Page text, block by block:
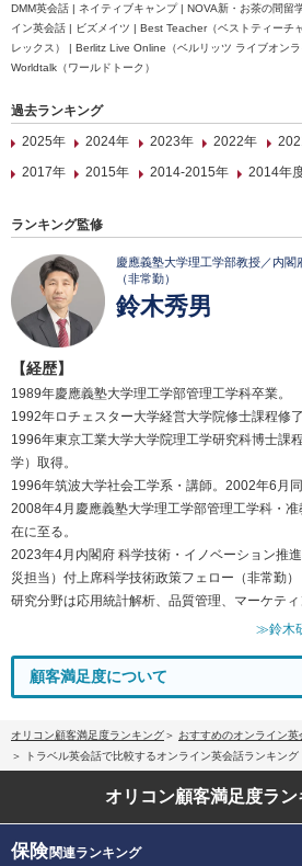
DMM英会話 | ネイティブキャンプ | NOVA新・お茶の間
イン英会話 | ビズメイツ | Best Teacher（ベストティーチ
レックス） | Berlitz Live Online（ベルリッツ ライブオン
Worldtalk（ワールドトーク）
過去ランキング
2025年
2024年 2023年 2022年
2017年
2015年 2014-2015年 2014年
ランキング監修
慶應義塾大学理工学部教授／内閣
（非常勤）
鈴木秀男
【経歴】
1989年慶應義塾大学理工学部管理工学科卒業。
1992年ロチェスター大学経営大学院修士課程修了
1996年東京工業大学大学院理工学研究科博士課
学）取得。
1996年筑波大学社会工学系・講師。2002年6月同
2008年4月慶應義塾大学理工学部管理工学科・
在に至る。
2023年4月内閣府 科学技術・イノベーション推
災担当）付上席科学技術政策フェロー（非常勤）
研究分野は応用統計解析、品質管理、マーケティ
≫鈴木
顧客満足度について
オリコン顧客満足度ランキング
おすすめのオンライン
トラベル英会話で比較するオンライン英会話ランキング
オリコン顧客満足度ラン
保険関連ランキング